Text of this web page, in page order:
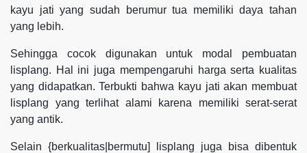
kayu jati yang sudah berumur tua memiliki daya tahan
yang lebih.
Sehingga cocok digunakan untuk modal pembuatan
lisplang. Hal ini juga mempengaruhi harga serta kualitas
yang didapatkan. Terbukti bahwa kayu jati akan membuat
lisplang yang terlihat alami karena memiliki serat-serat
yang antik.
Selain {berkualitas|bermutu] lisplang juga bisa dibentuk